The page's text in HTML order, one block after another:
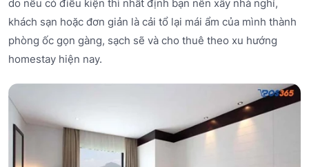
do nếu có điều kiện thì nhất định bạn nên xây nhà nghỉ,
khách sạn hoặc đơn giản là cải tổ lại mái ẩm của mình thành
phòng ốc gọn gàng, sạch sẽ và cho thuê theo xu hướng
homestay hiện nay.